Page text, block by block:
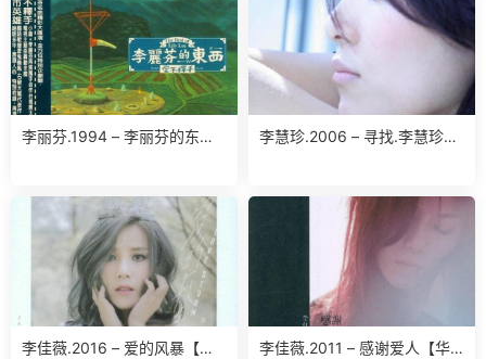
李丽芬.1994 – 李丽芬的东西.
李慧珍.2006 – 寻找.李慧珍
李佳薇.2016 – 爱的风暴【华 李佳薇.2011 – 感谢爱人【华